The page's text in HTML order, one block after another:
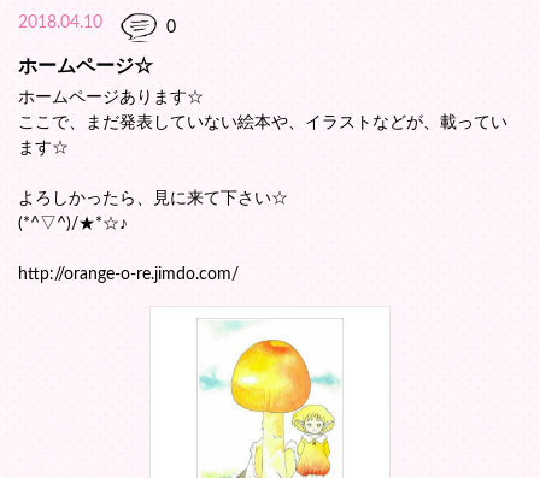
2018.04.10 0
ホームページ☆
ホームページあります☆
ここで、まだ発表していない絵本や、イラストなどが、載ってい
ます☆
よろしかったら、見に来て下さい☆
(*^▽^)/★*☆♪
http://orange-o-re.jimdo.com/